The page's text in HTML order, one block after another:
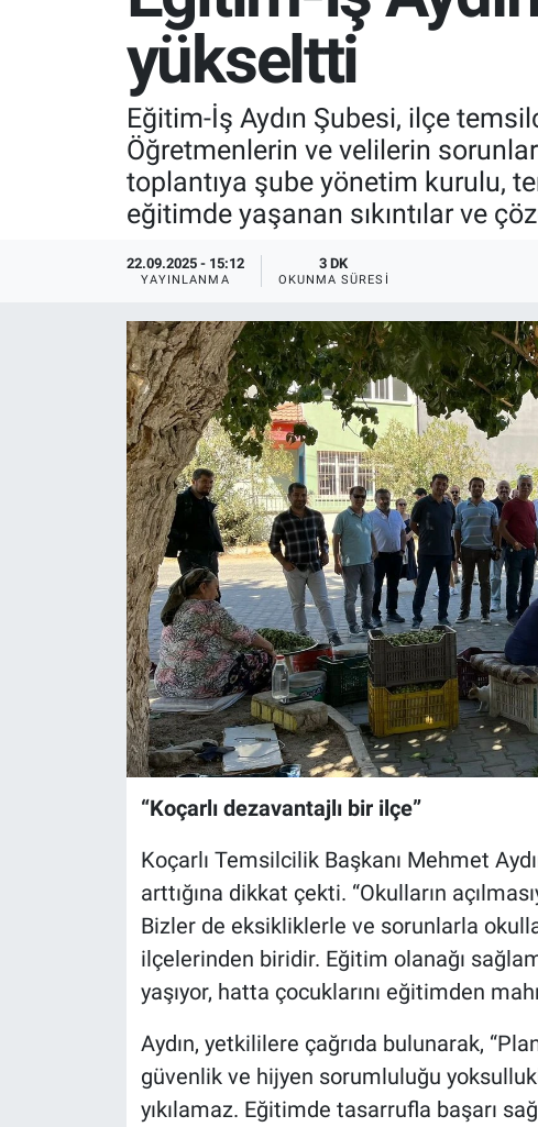
yükseltti
Eğitim-İş Aydın Şubesi, ilçe
Öğretmenlerin ve velilerin
toplantıya şube yönetim kurulu,
eğitimde yaşanan sıkıntılar ve
22.09.2025 - 15:12
YAYINLANMA
3 DK
OKUNMA SÜRESI
“Koçarlı dezavantajlı bir ilçe”
Koçarlı Temsilcilik Başkanı Mehmet
arttığına dikkat çekti. “Okulların
Bizler de eksikliklerle ve sorunlarla
ilçelerinden biridir. Eğitim olanağı
yaşıyor, hatta çocuklarını eğitimden
Aydın, yetkililere çağrıda bulunarak,
güvenlik ve hijyen sorumluluğu
yıkılamaz. Eğitimde tasarrufla başarı
RESMİ İLANLAR